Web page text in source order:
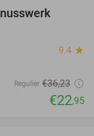
9.4 star
Regulier €36,23
€22,95